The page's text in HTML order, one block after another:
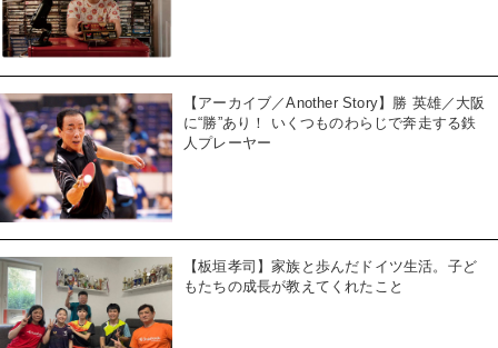
【アーカイブ／Another Story】勝 英雄／大阪
に“勝”あり！ いくつものわらじで奔走する鉄
人プレーヤー
【板垣孝司】家族と歩んだドイツ生活。子ど
もたちの成長が教えてくれたこと